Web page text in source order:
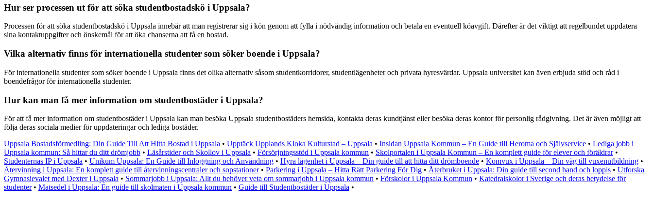
Hur ser processen ut för att söka studentbostadskö i Uppsala?
Processen för att söka studentbostadskö i Uppsala innebär att man registrerar sig i kön genom att fylla i nödvändig information och betala en eventuell köavgift. Därefter är det viktigt att regelbundet uppdatera
sina kontaktuppgifter och önskemål för att öka chanserna att få en bostad.
Vilka alternativ finns för internationella studenter som söker boende i Uppsala?
För internationella studenter som söker boende i Uppsala finns det olika alternativ såsom studentkorridorer, studentlägenheter och privata hyresvärdar. Uppsala universitet kan även erbjuda stöd och råd i
boendefrågor för internationella studenter.
Hur kan man få mer information om studentbostäder i Uppsala?
För att få mer information om studentbostäder i Uppsala kan man besöka Uppsala studentbostäders hemsida, kontakta deras kundtjänst eller besöka deras kontor för personlig rådgivning. Det är även möjligt att
följa deras sociala medier för uppdateringar och lediga bostäder.
Uppsala Bostadsförmedling: Din Guide Till Att Hitta Bostad i Uppsala • Upptäck Upplands Kloka Kulturstad – Uppsala • Insidan Uppsala Kommun – En Guide till Heroma och Självservice • Lediga jobb i
Uppsala kommun: Så hittar du ditt drömjobb • Läsårstider och Skollov i Uppsala • Försörjningsstöd i Uppsala kommun • Skolportalen i Uppsala Kommun – En komplett guide för elever och föräldrar•
Studenternas IP i Uppsala • Unikum Uppsala: En Guide till Inloggning och Användning • Hyra lägenhet i Uppsala – Din guide till att hitta ditt drömboende • Komvux i Uppsala – Din väg till vuxenutbildning •
Återvinning i Uppsala: En komplett guide till återvinningscentraler och sopstationer• Parkering i Uppsala – Hitta Rätt Parkering För Dig • Återbruket i Uppsala: Din guide till second hand och loppis • Utforska
Gymnasievalet med Dexter i Uppsala • Sommarjobb i Uppsala: Allt du behöver veta om sommarjobb i Uppsala kommun • Förskolor i Uppsala Kommun • Katedralskolor i Sverige och deras betydelse för
studenter• Matsedel i Uppsala: En guide till skolmaten i Uppsala kommun • Guide till Studentbostäder i Uppsala •